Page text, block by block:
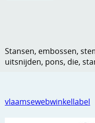
Leuke versieringen
vlaamsewebwinkellabel
Stansen, embossen,
uitsnijden, pons, die,